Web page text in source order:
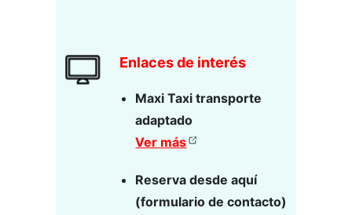
Enlaces de interés
Maxi Taxi transporte
adaptado
Ver más
Reserva desde aquí
(formulario de contacto)